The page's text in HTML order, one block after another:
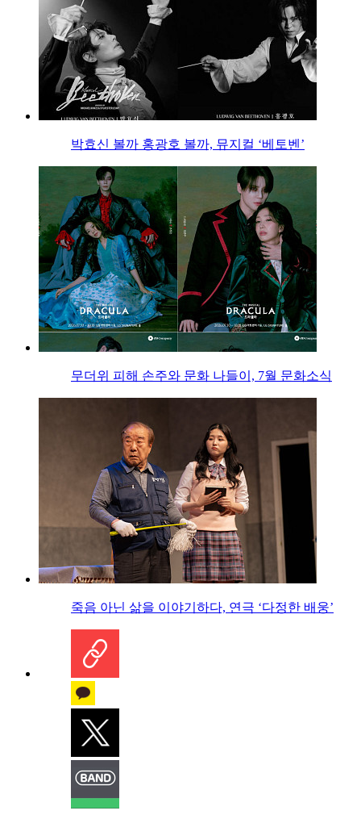
박효신 볼까 홍광호 볼까, 뮤지컬 ‘베토벤’
무더위 피해 손주와 문화 나들이, 7월 문화소식
죽음 아닌 삶을 이야기하다, 연극 ‘다정한 배웅’